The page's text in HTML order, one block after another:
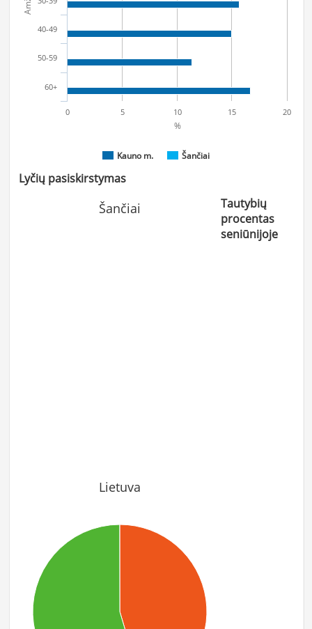
%
Kauno m. Šančiai
40-49
50-59
60+
0 5 10 15 20
Lyčių pasiskirstymas
Šančiai
Lietuva
Tautybių
procentas
seniūnijoje